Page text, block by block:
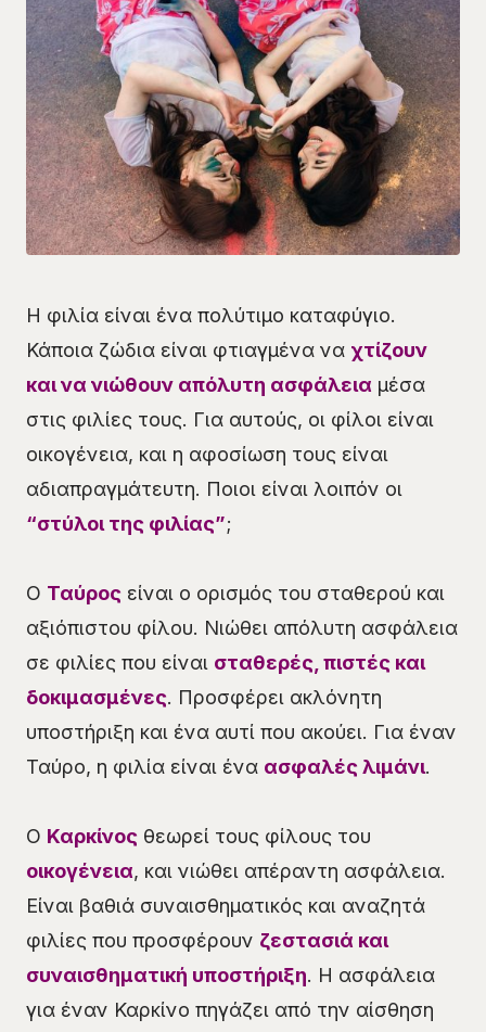
Η φιλία είναι ένα πολύτιμο καταφύγιο.
Κάποια ζώδια είναι φτιαγμένα να χτίζουν
και να νιώθουν απόλυτη ασφάλεια μέσα
στις φιλίες τους. Για αυτούς, οι φίλοι είναι
οικογένεια, και η αφοσίωση τους είναι
αδιαπραγμάτευτη. Ποιοι είναι λοιπόν οι
“στύλοι της φιλίας”;
Ο Ταύρος είναι ο ορισμός του σταθερού και
αξιόπιστου φίλου. Νιώθει απόλυτη ασφάλεια
σε φιλίες που είναι σταθερές, πιστές και
δοκιμασμένες. Προσφέρει ακλόνητη
υποστήριξη και ένα αυτί που ακούει. Για έναν
Ταύρο, η φιλία είναι ένα ασφαλές λιμάνι.
Ο Καρκίνος θεωρεί τους φίλους του
οικογένεια, και νιώθει απέραντη ασφάλεια.
Είναι βαθιά συναισθηματικός και αναζητά
φιλίες που προσφέρουν ζεστασιά και
συναισθηματική υποστήριξη. Η ασφάλεια
για έναν Καρκίνο πηγάζει από την αίσθηση